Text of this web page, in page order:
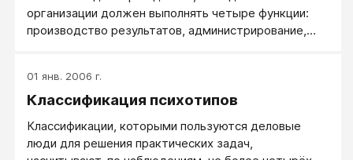
организации должен выполнять четыре функции:
производство результатов, администрирование,
руководителю необходимо обладать
многочисленными, порой взаимоисключающими,
слишком сложный процесс, чтобы с ним мог
справиться один человек. Идеального менеджера
01 янв. 2006 г.
Классификация психотипов
Классификации, которыми пользуются деловые
люди для решения практических задач,